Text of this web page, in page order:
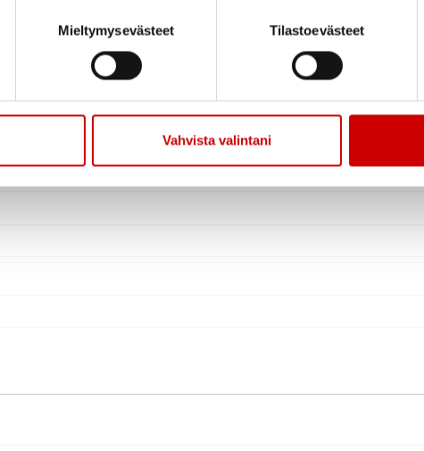
Mieltymysevästeet Tilastoevästeet
Vahvista valintani